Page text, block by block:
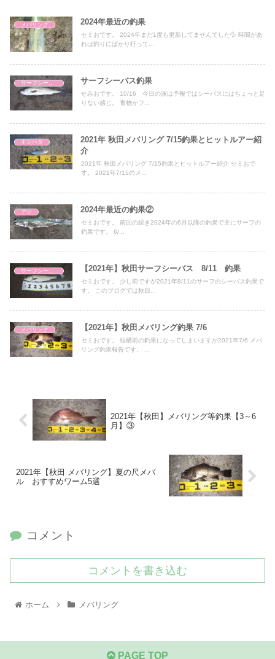
メバリング 2024年最近の釣果
セミおです。 2024年まだ1度も更新してませんでした💦 時間があ
れば釣りにばかり行って...
サーフシーバス サーフシーバス釣果
せみおです。 10/16 今日の波は予報ではシーバスにはちょっと足
りない感じ。 青物かフ...
キジハタ
2021年 秋田メバリング 7/15釣果とヒットルアー紹
介
2021年 秋田メバリング 7/15釣果とヒットルアー紹介 セミおで
す。 2021年7/15のメ...
アジ 2024年最近の釣果②
セミおです。 前回の続き2024年の6月以降の釣果で主にサーフの
釣果です。 6/...
サーフシーバス 【2021年】秋田サーフシーバス 8/11 釣果
セミおです。 少し前ですが2021年8/11のサーフのシーバス釣果で
す。 このブログでは秋田...
メバリング 【2021年】秋田メバリング釣果 7/6
セミおです。 結構前の釣果になってしまいますが2021年7/6 メバ
リング釣果報告です。 ...
2021年【秋田】メバリング等釣果【3～6
月】③
2021年【秋田 メバリング】夏の尺メバ
ル おすすめワーム5選
コメント
コメントを書き込む
ホーム メバリング
PAGE TOP